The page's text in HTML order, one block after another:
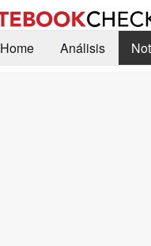
Home Análisis